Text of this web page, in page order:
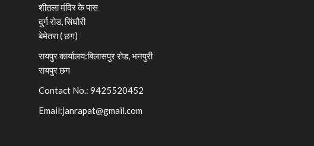
शीतला मंदिर के पास
दुर्ग रोड, सिंघौरी
बेमेतरा ( छग)
रायपुर कार्यालय:बिलासपुर रोड, भनपुरी
रायपुर छग
Contact No.: 9425520452
Email:janrapat@gmail.com